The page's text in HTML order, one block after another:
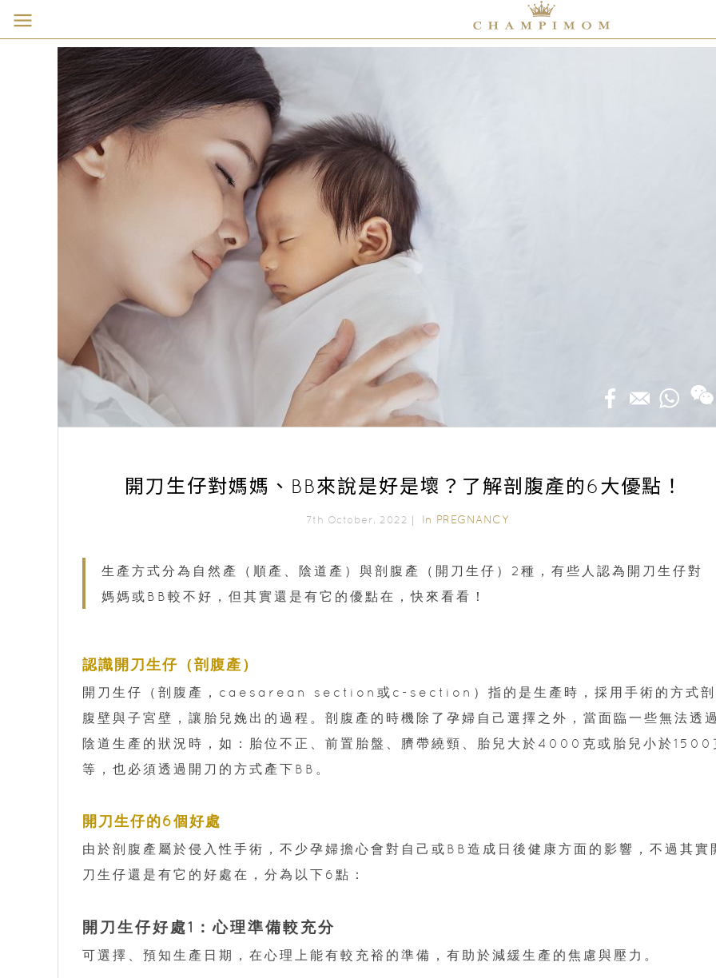
開刀生仔對媽媽、BB來說是好是壞？了解剖腹產的6大優點！
7th October, 2022｜ In PREGNANCY
生產方式分為自然產（順產、陰道產）與剖腹產（開刀生仔）2種，有些人認為開刀生仔對
媽媽或BB較不好，但其實還是有它的優點在，快來看看！
認識開刀生仔（剖腹產）
開刀生仔（剖腹產，caesarean section或c-section）指的是生產時，採用手術的方式
腹壁與子宮壁，讓胎兒娩出的過程。剖腹產的時機除了孕婦自己選擇之外，當面臨一些無法透
陰道生產的狀況時，如：胎位不正、前置胎盤、臍帶繞頸、胎兒大於4000克或胎兒小於1500
等，也必須透過開刀的方式產下BB。
開刀生仔的6個好處
由於剖腹產屬於侵入性手術，不少孕婦擔心會對自己或BB造成日後健康方面的影響，不過其實
刀生仔還是有它的好處在，分為以下6點：
開刀生仔好處1：心理準備較充分
可選擇、預知生產日期，在心理上能有較充裕的準備，有助於減緩生產的焦慮與壓力。